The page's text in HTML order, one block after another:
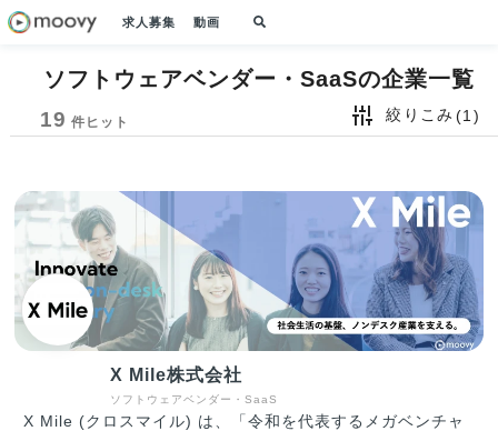
求人募集 動画
ソフトウェアベンダー・SaaSの企業一覧
19 件ヒット 絞りこみ (1)
X Mile株式会社
ソフトウェアベンダー・SaaS
X Mile (クロスマイル) は、「令和を代表するメガベンチャ